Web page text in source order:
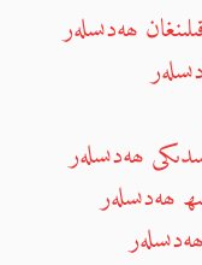
ھەدىسلەر
ھەدىسلەر
ھەدىسلەر